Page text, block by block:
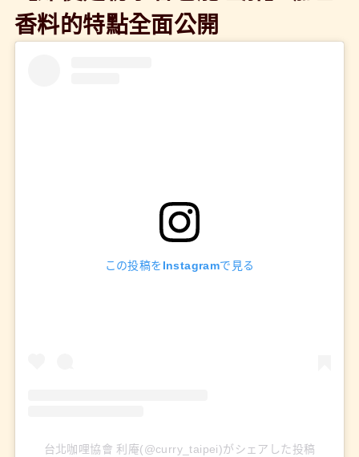
香料的特點全面公開
この投稿をInstagramで見る
台北咖哩協會 利庵(@curry_taipei)がシェアした投稿